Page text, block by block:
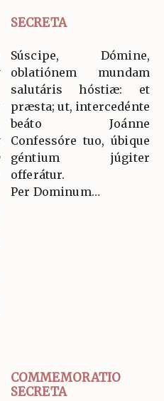
SECRETA
Súscipe, Dómine,
oblatiónem mundam
salutáris hóstiæ: et
præsta; ut, intercedénte
beáto Joánne
Confessóre tuo, úbique
géntium júgiter
offerátur.
Per Dominum…
COMMEMORATIO
SECRETA